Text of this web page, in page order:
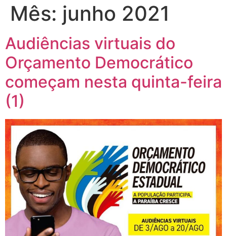
Mês: junho 2021
Audiências virtuais do
Orçamento Democrático
começam nesta quinta-feira
(1)